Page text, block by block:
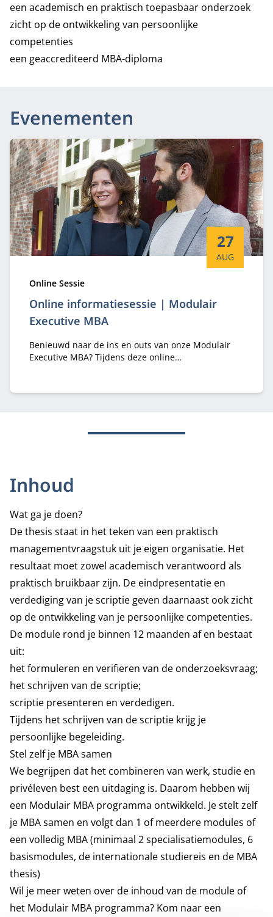
een academisch en praktisch toepasbaar onderzoek
zicht op de ontwikkeling van persoonlijke
competenties
een geaccrediteerd MBA-diploma
Evenementen
Online informatiesessie | Modulair
Executive MBA
Startdatum:
27
AUG
Type:
Online Sessie
Benieuwd naar de ins en outs van onze Modulair
Executive MBA? Tijdens deze online
Bie.
Inhoud
Wat ga je doen?
De thesis staat in het teken van een praktisch
managementvraagstuk uit je eigen organisatie. Het
resultaat moet zowel academisch verantwoord als
praktisch bruikbaar zijn. De eindpresentatie en
verdediging van je scriptie geven daarnaast ook zicht
op de ontwikkeling van je persoonlijke competenties.
De module rond je binnen 12 maanden af en bestaat
uit:
het formuleren en verifieren van de onderzoeksvraag;
het schrijven van de scriptie;
scriptie presenteren en verdedigen.
Tijdens het schrijven van de scriptie krijg je
persoonlijke begeleiding.
Stel zelf je MBA samen
We begrijpen dat het combineren van werk, studie en
privéleven best een uitdaging is. Daarom hebben wij
een Modulair MBA programma ontwikkeld. Je stelt zelf
je MBA samen en volgt dan 1 of meerdere modules of
een volledig MBA (minimaal 2 specialisatiemodules, 6
basismodules, de internationale studiereis en de MBA
thesis)
Wil je meer weten over de inhoud van de module of
het Modulair MBA programma? Kom naar een